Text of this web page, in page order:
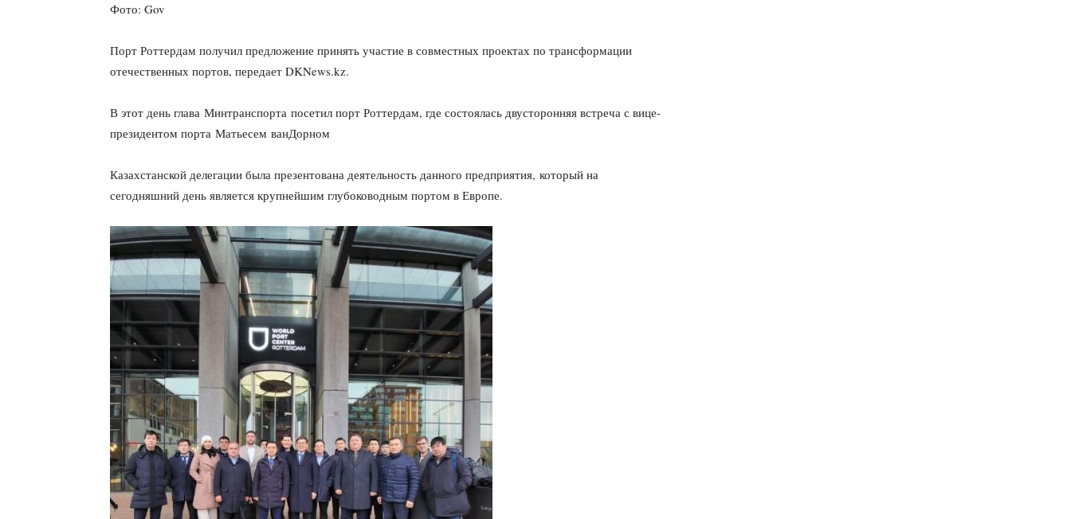
Фото: Gov
Порт Роттердам получил предложение принять участие в совместных проектах по трансформации
отечественных портов, передает DKNews.kz.
В этот день глава Минтранспорта посетил порт Роттердам, где состоялась двусторонняя встреча с вице-
президентом порта Матьесем ванДорном
Казахстанской делегации была презентована деятельность данного предприятия, который на
сегодняшний день является крупнейшим глубоководным портом в Европе.